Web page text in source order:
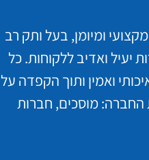
ומיומן, בעל ותק רב
יעיל ואדיב ללקוחות. כל
ואמין ותוך הקפדה על
החברה: מוסכים, חברות